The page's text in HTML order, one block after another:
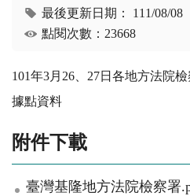
最後更新日期： 111/08/08
點閱次數：23668
101年3月26、27日各地方法院
據點資料
附件下載
臺灣基隆地方法院檢察署